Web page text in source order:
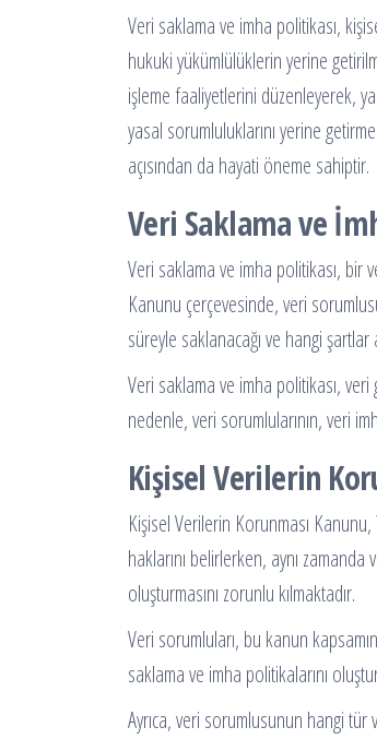
Veri saklama ve imha politikası,
hukuki yükümlülüklerin yerine
işleme faaliyetlerini düzenleyerek,
yasal sorumluluklarını yerine
açısından da hayati öneme sahiptir.
Veri Saklama ve
Veri saklama ve imha politikası, bir
Kanunu çerçevesinde, veri
süreyle saklanacağı ve hangi
Veri saklama ve imha politikası,
nedenle, veri sorumlularının, veri
Kişisel Verilerin
Kişisel Verilerin Korunması
haklarını belirlerken, aynı
oluşturmasını zorunlu kılmaktadır.
Veri sorumluları, bu kanun
saklama ve imha politikalarını
Ayrıca, veri sorumlusunun hangi